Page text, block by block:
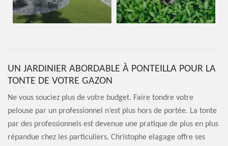
UN JARDINIER ABORDABLE À PONTEILLA POUR LA
TONTE DE VOTRE GAZON
Ne vous souciez plus de votre budget. Faire tondre votre
pelouse par un professionnel n’est plus hors de portée. La tonte
par des professionnels est devenue une pratique de plus en plus
répandue chez les particuliers. Christophe elagage offre ses